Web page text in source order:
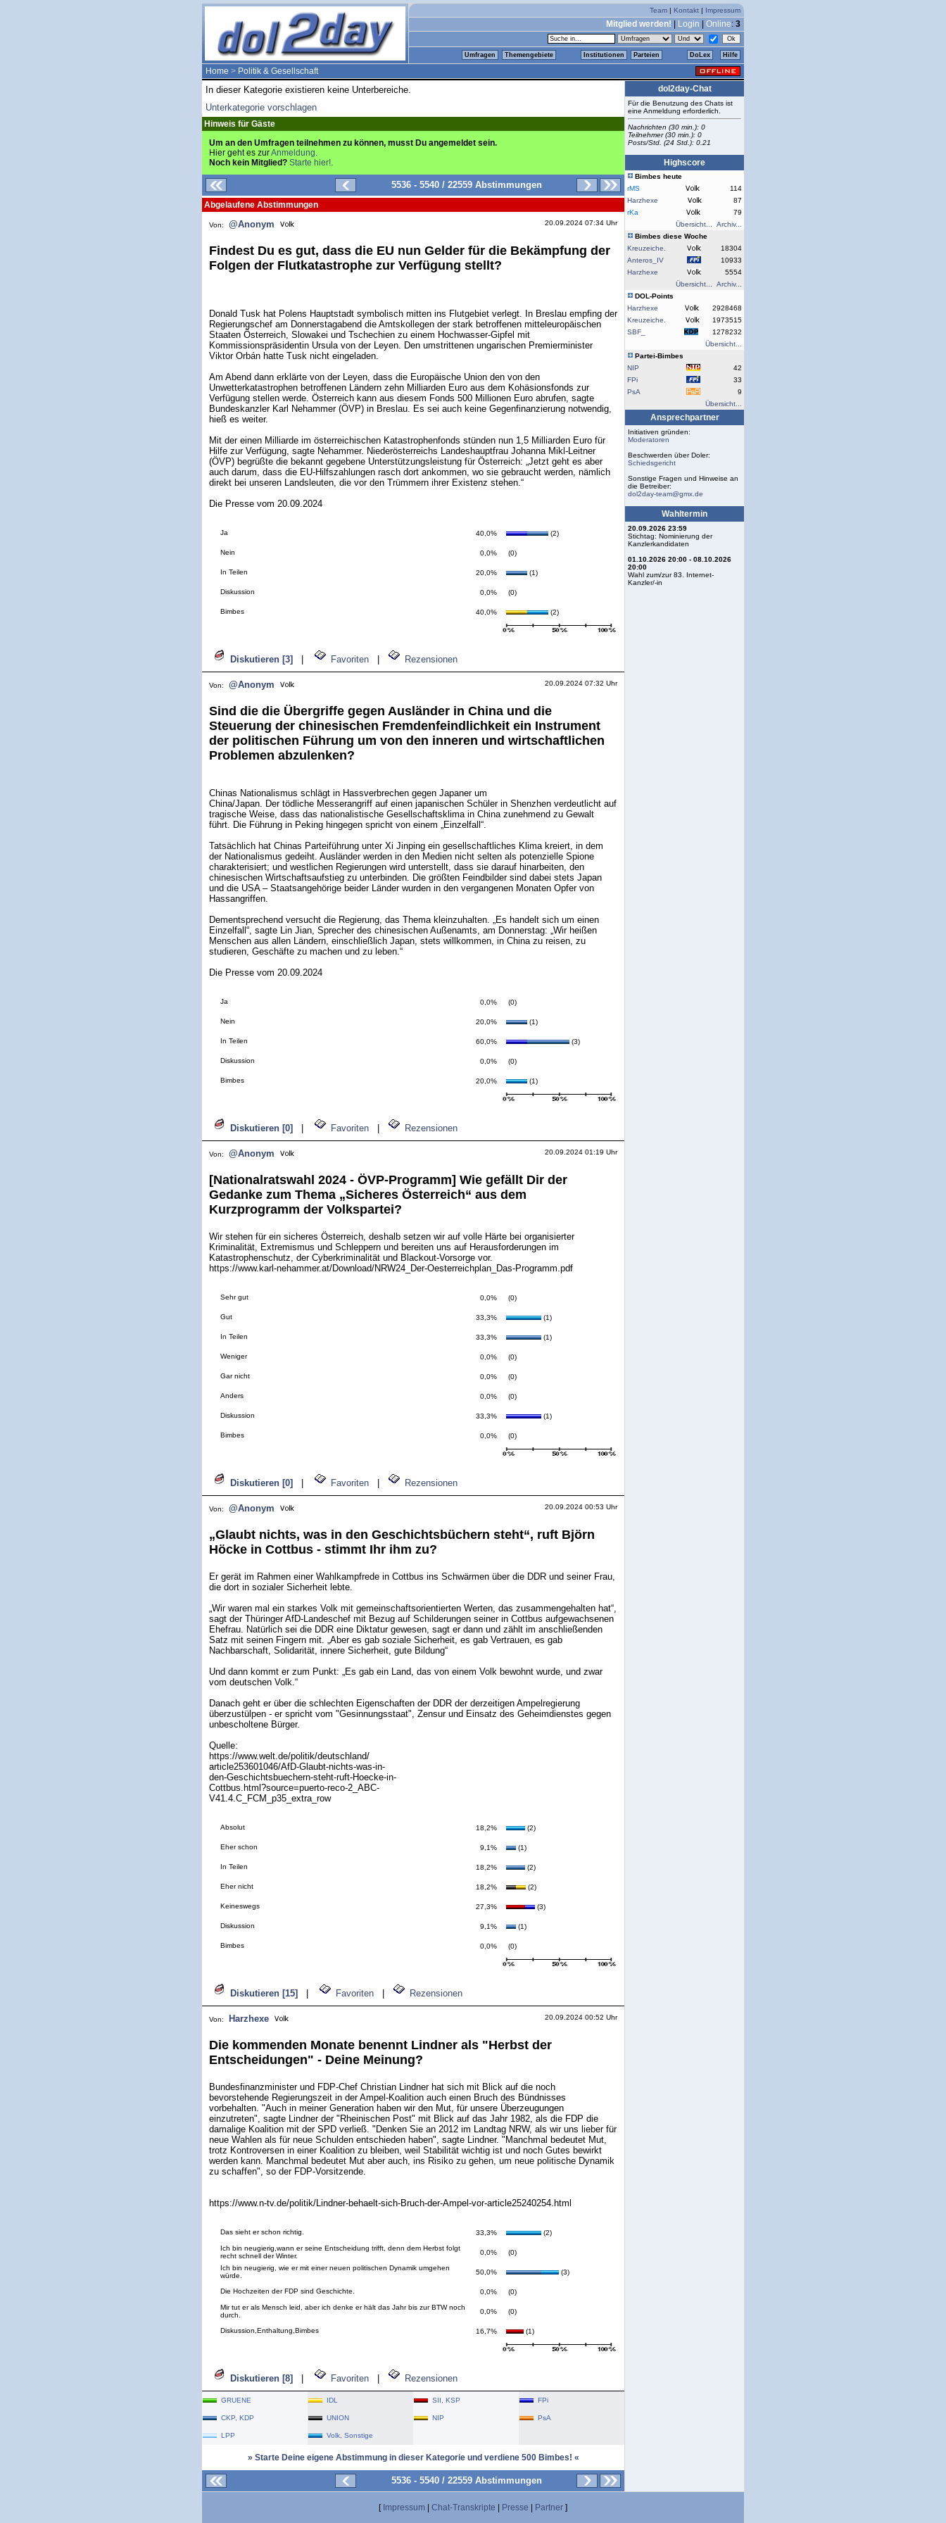
Team | Kontakt | Impressum
Mitglied werden! Login Online: 3
Umfragen Themengebiete Institutionen Parteien DoLex Hilfe
Home > Politik & Gesellschaft
In dieser Kategorie existieren keine Unterbereiche.
Unterkategorie vorschlagen
Hinweis für Gäste
Um an den Umfragen teilnehmen zu können, musst Du angemeldet sein.
Hier geht es zurAnmeldung.
Noch kein Mitglied? Starte hier!.
5536 - 5540 / 22559 Abstimmungen
Abgelaufene Abstimmungen
Von: @Anonym 20.09.2024 07:34 Uhr
Findest Du es gut, dass die EU nun Gelder für die Bekämpfung der
Folgen der Flutkatastrophe zur Verfügung stellt?
Donald Tusk hat Polens Hauptstadt symbolisch mitten ins Flutgebiet verlegt. In Breslau empfing der
Regierungschef am Donnerstagabend die Amtskollegen der stark betroffenen mitteleuropäischen
Staaten Österreich, Slowakei und Tschechien zu einem Hochwasser-Gipfel mit
Kommissionspräsidentin Ursula von der Leyen. Den umstrittenen ungarischen Premierminister
Viktor Orbán hatte Tusk nicht eingeladen.
Am Abend dann erklärte von der Leyen, dass die Europäische Union den von den
Unwetterkatastrophen betroffenen Ländern zehn Milliarden Euro aus dem Kohäsionsfonds zur
Verfügung stellen werde. Österreich kann aus diesem Fonds 500 Millionen Euro abrufen, sagte
Bundeskanzler Karl Nehammer (ÖVP) in Breslau. Es sei auch keine Gegenfinanzierung notwendig,
hieß es weiter.
Mit der einen Milliarde im österreichischen Katastrophenfonds stünden nun 1,5 Milliarden Euro für
Hilfe zur Verfügung, sagte Nehammer. Niederösterreichs Landeshauptfrau Johanna Mikl-Leitner
(ÖVP) begrüßte die bekannt gegebene Unterstützungsleistung für Österreich: „Jetzt geht es aber
auch darum, dass die EU-Hilfszahlungen rasch dort ankommen, wo sie gebraucht werden, nämlich
direkt bei unseren Landsleuten, die vor den Trümmern ihrer Existenz stehen.“
Die Presse vom 20.09.2024
Ja 40,0% (2)
Nein 0,0% (0)
In Teilen 20,0% (1)
Diskussion 0,0% (0)
Bimbes 40,0% (2)
Diskutieren [3] Favoriten Rezensionen
Von: @Anonym 20.09.2024 07:32 Uhr
Sind die die Übergriffe gegen Ausländer in China und die
Steuerung der chinesischen Fremdenfeindlichkeit ein Instrument
der politischen Führung um von den inneren und wirtschaftlichen
Problemen abzulenken?
Chinas Nationalismus schlägt in Hassverbrechen gegen Japaner um
China/Japan. Der tödliche Messerangriff auf einen japanischen Schüler in Shenzhen verdeutlicht auf
tragische Weise, dass das nationalistische Gesellschaftsklima in China zunehmend zu Gewalt
führt. Die Führung in Peking hingegen spricht von einem „Einzelfall“.
Tatsächlich hat Chinas Parteiführung unter Xi Jinping ein gesellschaftliches Klima kreiert, in dem
der Nationalismus gedeiht. Ausländer werden in den Medien nicht selten als potenzielle Spione
charakterisiert; und westlichen Regierungen wird unterstellt, dass sie darauf hinarbeiten, den
chinesischen Wirtschaftsaufstieg zu unterbinden. Die größten Feindbilder sind dabei stets Japan
und die USA – Staatsangehörige beider Länder wurden in den vergangenen Monaten Opfer von
Hassangriffen.
Dementsprechend versucht die Regierung, das Thema kleinzuhalten. „Es handelt sich um einen
Einzelfall“, sagte Lin Jian, Sprecher des chinesischen Außenamts, am Donnerstag: „Wir heißen
Menschen aus allen Ländern, einschließlich Japan, stets willkommen, in China zu reisen, zu
studieren, Geschäfte zu machen und zu leben.“
Die Presse vom 20.09.2024
Ja 0,0% (0)
Nein 20,0% (1)
In Teilen 60,0% (3)
Diskussion 0,0% (0)
Bimbes 20,0% (1)
Diskutieren [0] Favoriten Rezensionen
Von: @Anonym 20.09.2024 01:19 Uhr
[Nationalratswahl 2024 - ÖVP-Programm] Wie gefällt Dir der
Gedanke zum Thema „Sicheres Österreich“ aus dem
Kurzprogramm der Volkspartei?
Wir stehen für ein sicheres Österreich, deshalb setzen wir auf volle Härte bei organisierter
Kriminalität, Extremismus und Schleppern und bereiten uns auf Herausforderungen im
Katastrophenschutz, der Cyberkriminalität und Blackout-Vorsorge vor.
https://www.karl-nehammer.at/Download/NRW24_Der-Oesterreichplan_Das-Programm.pdf
Sehr gut 0,0% (0)
Gut 33,3% (1)
In Teilen 33,3% (1)
Weniger 0,0% (0)
Gar nicht 0,0% (0)
Anders 0,0% (0)
Diskussion 33,3% (1)
Bimbes 0,0% (0)
Diskutieren [0] Favoriten Rezensionen
Von: @Anonym 20.09.2024 00:53 Uhr
„Glaubt nichts, was in den Geschichtsbüchern steht“, ruft Björn
Höcke in Cottbus - stimmt Ihr ihm zu?
Er gerät im Rahmen einer Wahlkampfrede in Cottbus ins Schwärmen über die DDR und seiner Frau,
die dort in sozialer Sicherheit lebte.
„Wir waren mal ein starkes Volk mit gemeinschaftsorientierten Werten, das zusammengehalten hat“,
sagt der Thüringer AfD-Landeschef mit Bezug auf Schilderungen seiner in Cottbus aufgewachsenen
Ehefrau. Natürlich sei die DDR eine Diktatur gewesen, sagt er dann und zählt im anschließenden
Satz mit seinen Fingern mit. „Aber es gab soziale Sicherheit, es gab Vertrauen, es gab
Nachbarschaft, Solidarität, innere Sicherheit, gute Bildung“
Und dann kommt er zum Punkt: „Es gab ein Land, das von einem Volk bewohnt wurde, und zwar
vom deutschen Volk.“
Danach geht er über die schlechten Eigenschaften der DDR der derzeitigen Ampelregierung
überzustülpen - er spricht vom "Gesinnungsstaat", Zensur und Einsatz des Geheimdienstes gegen
unbescholtene Bürger.
Quelle:
https://www.welt.de/politik/deutschland/
article253601046/AfD-Glaubt-nichts-was-in-
den-Geschichtsbuechern-steht-ruft-Hoecke-in-
Cottbus.html?source=puerto-reco-2_ABC-
V41.4.C_FCM_p35_extra_row
Absolut 18,2% (2)
Eher schon 9,1% (1)
In Teilen 18,2% (2)
Eher nicht 18,2% (2)
Keineswegs 27,3% (3)
Diskussion 9,1% (1)
Bimbes 0,0% (0)
Diskutieren [15] Favoriten Rezensionen
Von: Harzhexe 20.09.2024 00:52 Uhr
Die kommenden Monate benennt Lindner als "Herbst der
Entscheidungen" - Deine Meinung?
Bundesfinanzminister und FDP-Chef Christian Lindner hat sich mit Blick auf die noch
bevorstehende Regierungszeit in der Ampel-Koalition auch einen Bruch des Bündnisses
vorbehalten. "Auch in meiner Generation haben wir den Mut, für unsere Überzeugungen
einzutreten", sagte Lindner der "Rheinischen Post" mit Blick auf das Jahr 1982, als die FDP die
damalige Koalition mit der SPD verließ. "Denken Sie an 2012 im Landtag NRW, als wir uns lieber für
neue Wahlen als für neue Schulden entschieden haben", sagte Lindner. "Manchmal bedeutet Mut,
trotz Kontroversen in einer Koalition zu bleiben, weil Stabilität wichtig ist und noch Gutes bewirkt
werden kann. Manchmal bedeutet Mut aber auch, ins Risiko zu gehen, um neue politische Dynamik
zu schaffen", so der FDP-Vorsitzende.
https://www.n-tv.de/politik/Lindner-behaelt-sich-Bruch-der-Ampel-vor-article25240254.html
Das sieht er schon richtig. 33,3%
(2)
Ich bin neugierig,wann er seine Entscheidung trifft, denn dem Herbst folgt
recht schnell der Winter.
0,0%
(0)
Ich bin neugierig, wie er mit einer neuen politischen Dynamik umgehen
würde.
50,0% (3)
Die Hochzeiten der FDP sind Geschichte. 0,0%
(0)
Mir tut er als Mensch leid, aber ich denke er hält das Jahr bis zur BTW noch
durch.
0,0% (0)
Diskussion,Enthaltung,Bimbes 16,7% (1)
Diskutieren [8] Favoriten Rezensionen
GRUENE IDL SII, KSP FPi
CKP, KDP UNION NIP PsA
LPP Volk, Sonstige
» Starte Deine eigene Abstimmung in dieser Kategorie und verdiene 500 Bimbes! «
5536 - 5540 / 22559 Abstimmungen
dol2day-Chat
Für die Benutzung des Chats ist
eine Anmeldung erforderlich.
Nachrichten (30 min.): 0
Teilnehmer (30 min.): 0
Posts/Std. (24 Std.): 0.21
Highscore
Bimbes heute
rMS
114
Harzhexe
87
rKa
79
Übersicht...
Archiv...
Bimbes diese Woche
Kreuzeiche.
18304
Anteros_IV
10933
Harzhexe
5554
Übersicht...
Archiv...
DOL-Points
Harzhexe
2928468
Kreuzeiche.
1973515
SBF_
1278232
Übersicht...
Partei-Bimbes
NIP
42
FPi
33
PsA
9
Übersicht...
Ansprechpartner
Initiativen gründen:
Moderatoren
Beschwerden über Doler:
Schiedsgericht
Sonstige Fragen und Hinweise an
die Betreiber:
dol2day-team@gmx.de
Wahltermin
20.09.2026 23:59
Stichtag: Nominierung der
Kanzlerkandidaten
01.10.2026 20:00 - 08.10.2026
20:00
Wahl zum/zur 83. Internet-
Kanzler/-in
[ Impressum Chat-Transkripte Presse Partner ]